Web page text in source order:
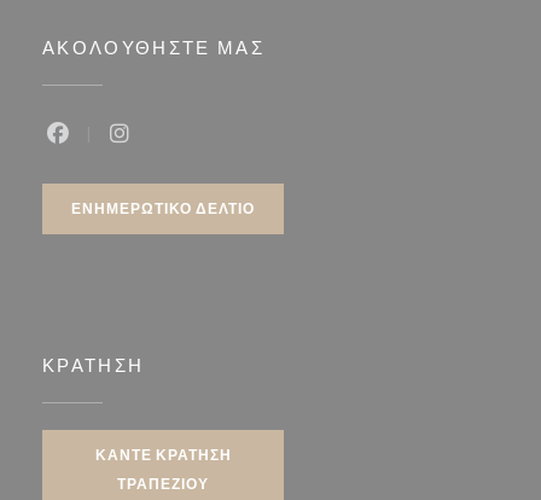
ΑΚΟΛΟΥΘΉΣΤΕ ΜΑΣ
ΕΝΗΜΕΡΩΤΙΚΌ ΔΕΛΤΊΟ
ΚΡΆΤΗΣΗ
ΚΆΝΤΕ ΚΡΆΤΗΣΗ
ΤΡΑΠΕΖΙΟΎ